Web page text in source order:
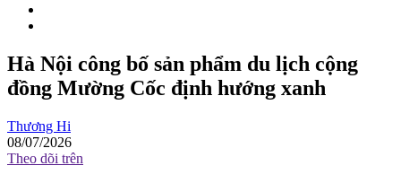
Hà Nội công bố sản phẩm du lịch cộng
đồng Mường Cốc định hướng xanh
Thương Hi
08/07/2026
Theo dõi trên